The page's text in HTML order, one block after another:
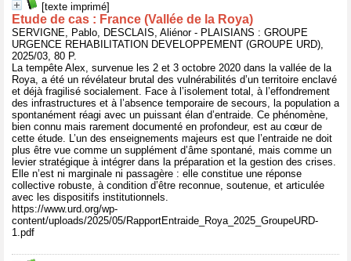
[texte imprimé]
Etude de cas : France (Vallée de la Roya)
SERVIGNE, Pablo, DESCLAIS, Aliénor - PLAISIANS : GROUPE
URGENCE REHABILITATION DEVELOPPEMENT (GROUPE URD),
2025/03, 80 P.
La tempête Alex, survenue les 2 et 3 octobre 2020 dans la vallée de la
Roya, a été un révélateur brutal des vulnérabilités d’un territoire enclavé
et déjà fragilisé socialement. Face à l’isolement total, à l’effondrement
des infrastructures et à l’absence temporaire de secours, la population a
spontanément réagi avec un puissant élan d’entraide. Ce phénomène,
bien connu mais rarement documenté en profondeur, est au cœur de
cette étude. L’un des enseignements majeurs est que l’entraide ne doit
plus être vue comme un supplément d’âme spontané, mais comme un
levier stratégique à intégrer dans la préparation et la gestion des crises.
Elle n’est ni marginale ni passagère : elle constitue une réponse
collective robuste, à condition d’être reconnue, soutenue, et articulée
avec les dispositifs institutionnels.
https://www.urd.org/wp-
content/uploads/2025/05/RapportEntraide_Roya_2025_GroupeURD-
1.pdf